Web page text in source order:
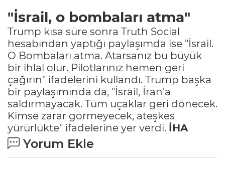
"İsrail, o bombaları atma"
Trump kısa süre sonra Truth Social
hesabından yaptığı paylaşımda ise "İsrail.
O Bombaları atma. Atarsanız bu büyük
bir ihlal olur. Pilotlarınız hemen geri
çağırın" ifadelerini kullandı. Trump başka
bir paylaşımında da, "İsrail, İran'a
saldırmayacak. Tüm uçaklar geri dönecek.
Kimse zarar görmeyecek, ateşkes
yürürlükte" ifadelerine yer verdi. İHA
Yorum Ekle